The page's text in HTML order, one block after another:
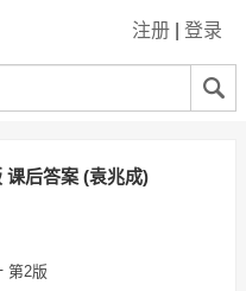
注册 登录
课后答案 (袁兆成)
第2版